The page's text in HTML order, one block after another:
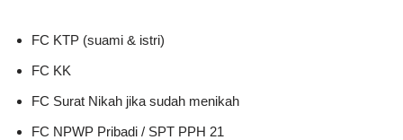
FC KTP (suami & istri)
FC KK
FC Surat Nikah jika sudah menikah
FC NPWP Pribadi / SPT PPH 21